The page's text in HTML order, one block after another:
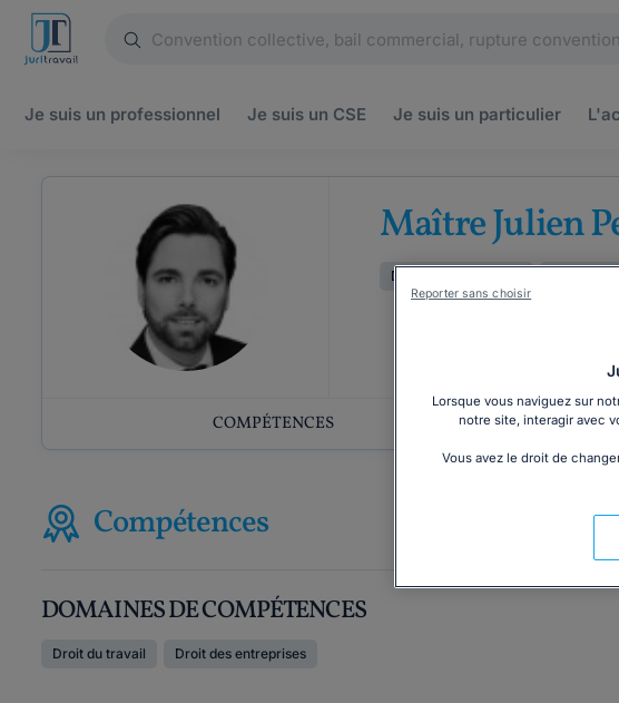
Je suis un professionnel Je suis un CSE Je suis un particulier
Maître Julien
Droit des entreprises
COMPÉTENCES
Compétences
DOMAINES DE COMPÉTENCES
Droit du travail Droit des entreprises
Lorsque vous naviguez sur
notre site, interagir avec
Vous avez le droit de
Reporter sans choisir